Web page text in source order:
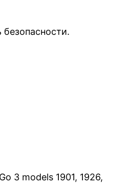
3 models 1901, 1926,